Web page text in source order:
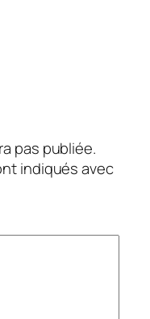
pas publiée.
indiqués avec